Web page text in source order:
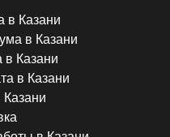
в Казани
в Казани
в Казани
в Казани